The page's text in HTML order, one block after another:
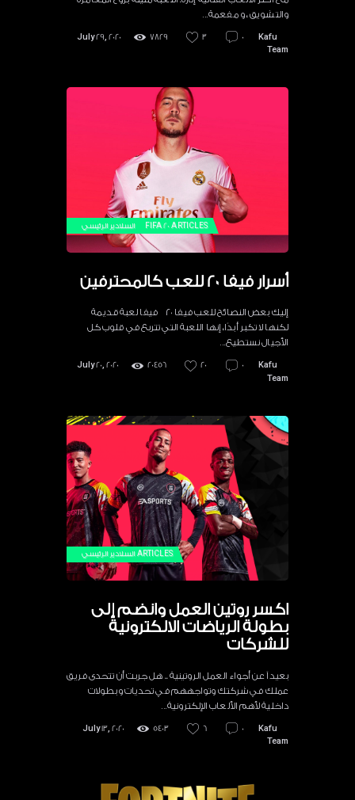
والتشويق ، و مفعمة…
July 29, 2020 7829 3 0
Kafu
Team
ARTICLES
FIFA 20 السلادير الرئيسي
أسرار فيفا 20 للعب كالمحترفين
إليك بعض النصائح للعب فيفا ٢٠ فيفا لعبة قديمة
لكنها لا تكبر أبدًا، إنها اللعبة التي تتربع في قلوب كل
الأجيال نستطيع…
July 20, 2020 20456 20 0
Kafu
Team
ARTICLES السلادير الرئيسي
اكسر روتين العمل وانضم إلى
بطولة الرياضات الالكترونية
للشركات
بعيداً عن أجواء العمل الروتينية .. هل جربت أن تتحدى فريق
عملك في شركتك وتواجههم في تحديات وبطولات
داخلية لأهم الألعاب الإلكترونية…
July 13, 2020 5403 6 0
Kafu
Team